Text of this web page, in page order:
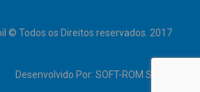
© Todos os Direitos reservados. 2017
Desenvolvido Por: SOFT-ROM Sistemas